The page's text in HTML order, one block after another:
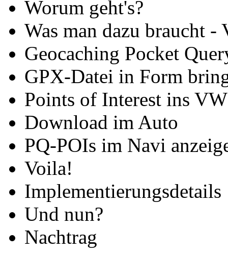
Worum geht's?
Was man dazu braucht -
Geocaching Pocket
GPX-Datei in Form
Points of Interest ins
Download im Auto
PQ-POIs im Navi
Voila!
Implementierungsdetails
Und nun?
Nachtrag